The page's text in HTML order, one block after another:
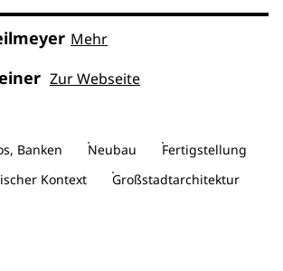
Mehr
Zur Webseite
Banken Neubau
Fertigstellung
Kontext
Großstadtarchitektur